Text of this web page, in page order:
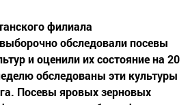
филиала
обследовали посевы
и оценили их состояние на 20
обследованы эти культуры
Посевы яровых зерновых